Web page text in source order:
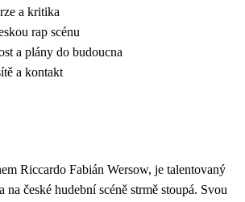
a kritika
rap scénu
a plány do budoucna
a kontakt
Riccardo Fabián Wersow, je talentovaný
na české hudební scéně strmě stoupá. Svou